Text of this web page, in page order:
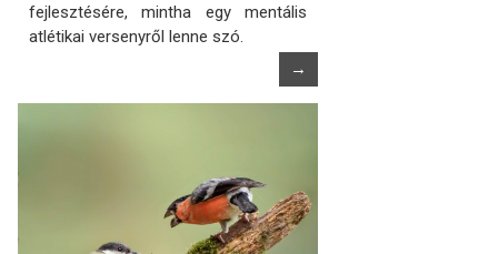
fejlesztésére, mintha egy mentális
atlétikai versenyről lenne szó.
→